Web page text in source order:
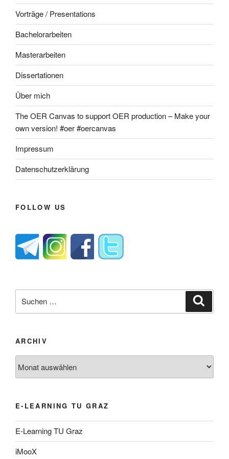
Vorträge / Presentations
Bachelorarbeiten
Masterarbeiten
Dissertationen
Über mich
The OER Canvas to support OER production – Make your
own version! #oer #oercanvas
Impressum
Datenschutzerklärung
FOLLOW US
nach:
ARCHIV
E-LEARNING TU GRAZ
E-Learning TU Graz
iMooX